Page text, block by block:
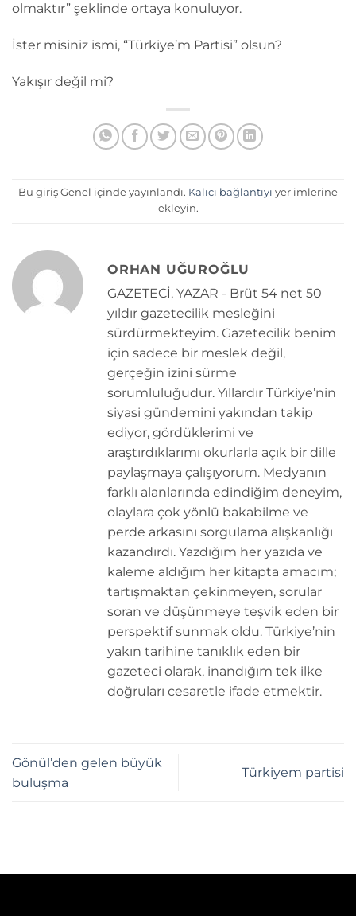
olmaktır” şeklinde ortaya konuluyor.
İster misiniz ismi, “Türkiye’m Partisi” olsun?
Yakışır değil mi?
Bu giriş Genel içinde yayınlandı. Kalıcı bağlantıyı yer imlerine
ekleyin.
ORHAN UĞUROĞLU
GAZETECİ, YAZAR - Brüt 54 net 50
yıldır gazetecilik mesleğini
sürdürmekteyim. Gazetecilik benim
için sadece bir meslek değil,
gerçeğin izini sürme
sorumluluğudur. Yıllardır Türkiye’nin
siyasi gündemini yakından takip
ediyor, gördüklerimi ve
araştırdıklarımı okurlarla açık bir dille
paylaşmaya çalışıyorum. Medyanın
farklı alanlarında edindiğim deneyim,
olaylara çok yönlü bakabilme ve
perde arkasını sorgulama alışkanlığı
kazandırdı. Yazdığım her yazıda ve
kaleme aldığım her kitapta amacım;
tartışmaktan çekinmeyen, sorular
soran ve düşünmeye teşvik eden bir
perspektif sunmak oldu. Türkiye’nin
yakın tarihine tanıklık eden bir
gazeteci olarak, inandığım tek ilke
doğruları cesaretle ifade etmektir.
Gönül’den gelen büyük
buluşma
Türkiyem partisi